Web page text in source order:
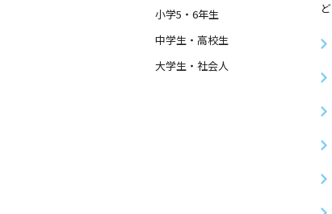
小学5・6年生
中学生・高校生
大学生・社会人